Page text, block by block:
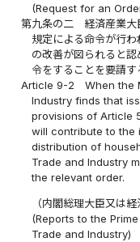
(Request for an
第九条の二
経済産業
規定による命令が行
の改善が図られると
令をすることを要請す
Article 9-2
When the
Industry finds that
provisions of Article
will contribute to the
distribution of
Trade and Industry
the relevant order.
（内閣総理大臣又は
(Reports to the
Trade and Industry)